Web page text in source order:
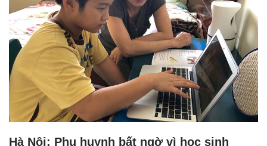
Hà Nội: Phụ huynh bất ngờ vì học sinh